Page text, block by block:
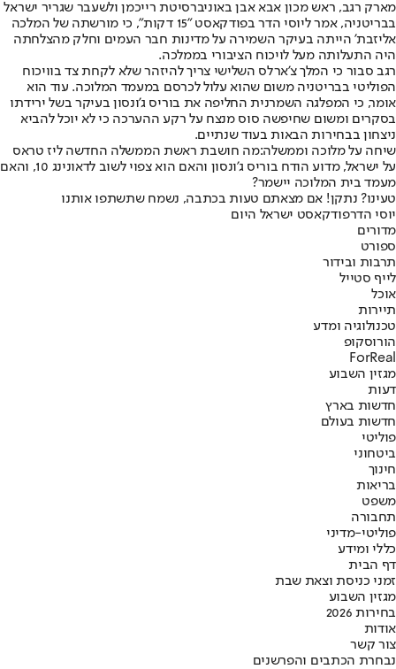
מארק רגב, ראש מכון אבא אבן באוניברסיטת רייכמן ולשעבר שגריר ישראל
בבריטניה, אמר ליוסי הדר בפודקאסט "15 דקות", כי מורשתה של המלכה
אליזבת' הייתה בעיקר השמירה על מדינות חבר העמים וחלק מהצלחתה
היה התעלותה מעל לויכוח הציבורי בממלכה.
רגב סבור כי המלך צ'ארלס השלישי צריך להיזהר שלא לקחת צד בוויכוח
הפוליטי בבריטניה משום שהוא עלול לכרסם במעמד המלוכה. עוד הוא
אומר, כי המפלגה השמרנית החליפה את בוריס ג'ונסון בעיקר בשל ירידתו
בסקרים ומשום שחיפשה סוס מנצח על רקע ההערכה כי לא יוכל להביא
ניצחון בבחירות הבאות בעוד שנתיים.
שיחה על מלוכה וממשלה:מה חושבת ראשת הממשלה החדשה ליז טראס
על ישראל, מדוע הודח בוריס ג'ונסון והאם הוא צפוי לשוב לדאונינג 10, והאם
מעמד בית המלוכה יישמר?
טעינו? נתקן! אם מצאתם טעות בכתבה, נשמח שתשתפו אותנו
יוסי הדרפודקאסט ישראל היום
מדורים
ספורט
תרבות ובידור
לייף סטייל
אוכל
תיירות
טכנולוגיה ומדע
הורוסקופ
ForReal
מגזין השבוע
דעות
חדשות בארץ
חדשות בעולם
פוליטי
ביטחוני
חינוך
בריאות
משפט
תחבורה
פוליטי-מדיני
כללי ומידע
דף הבית
זמני כניסת וצאת שבת
מגזין השבוע
בחירות 2026
אודות
צור קשר
נבחרת הכתבים והפרשנים